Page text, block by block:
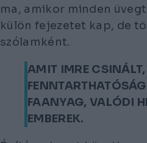
ma, amikor minden
külön fejezetet kap, de
szólamként.
AMIT IMRE
FAANYAG, VALÓDI
EMBEREK.